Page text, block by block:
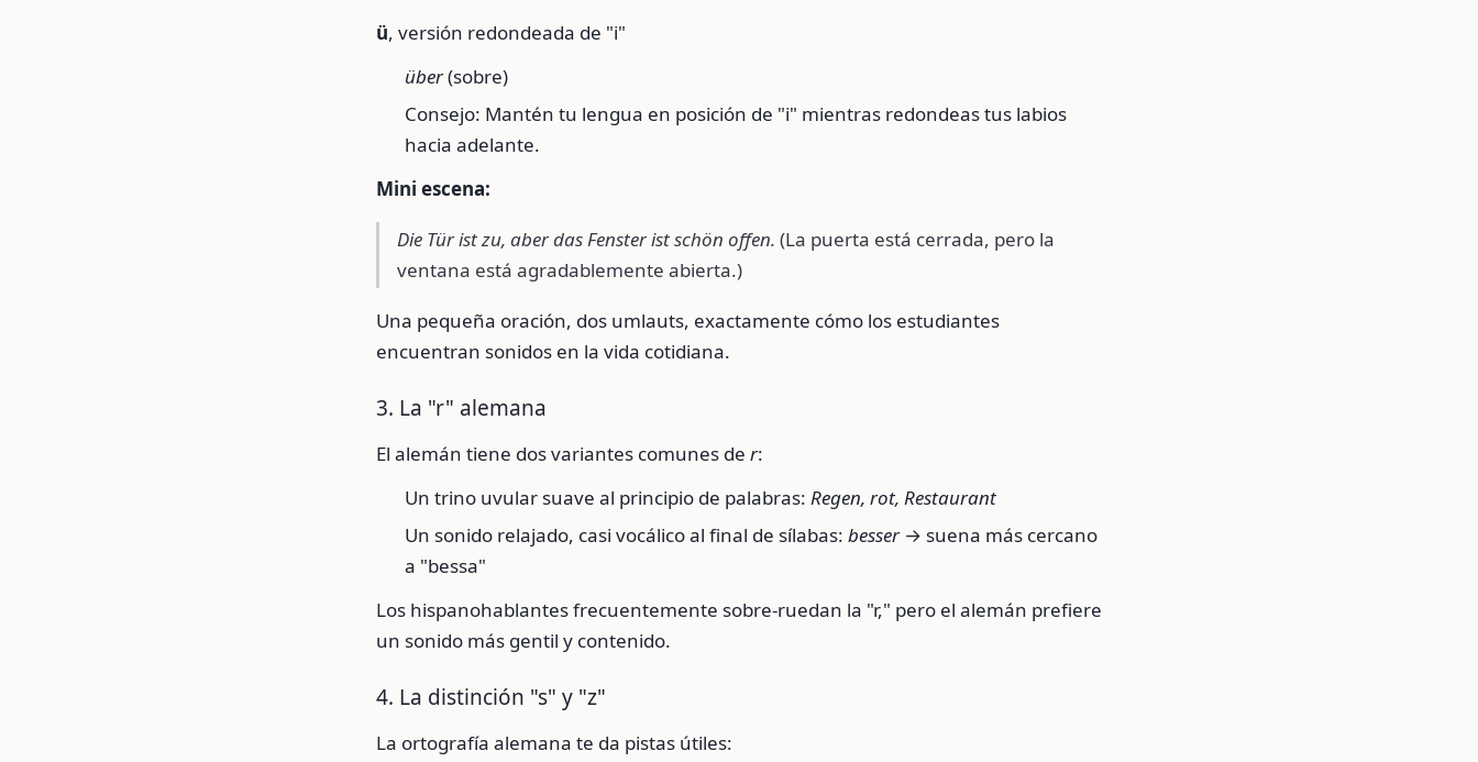
ü, versión redondeada de "i"
über(sobre)
Consejo: Mantén tu lengua en posición de "i" mientras redondeas tus labios
hacia adelante.
Mini escena:
Die Tür ist zu, aber das Fenster ist schön offen. (La puerta está cerrada, pero la
ventana está agradablemente abierta.)
Una pequeña oración, dos umlauts, exactamente cómo los estudiantes
encuentran sonidos en la vida cotidiana.
3. La "r" alemana
El alemán tiene dos variantes comunes de r:
Un trino uvular suave al principio de palabras: Regen, rot, Restaurant
Un sonido relajado, casi vocálico al final de sílabas: besser→ suena más cercano
a "bessa"
Los hispanohablantes frecuentemente sobre-ruedan la "r," pero el alemán prefiere
un sonido más gentil y contenido.
4. La distinción "s" y "z"
La ortografía alemana te da pistas útiles: